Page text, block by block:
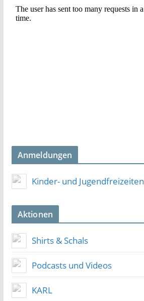
Anmeldungen
Kinder- und Jugendfreizeiten
Aktionen
Shirts & Schals
Podcasts und Videos
KARL